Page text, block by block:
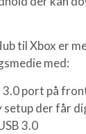
til Xbox er
med:
3.0 port på
der får
3.0